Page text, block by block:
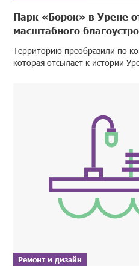
Парк «Борок» в Урене
масштабного
Территорию преобразили по
которая отсылает к истории
Ремонт и дизайн